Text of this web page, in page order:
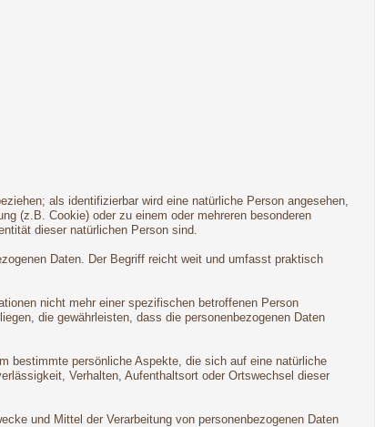
als identifizierbar wird eine natürliche Person angesehen,
(z.B. Cookie) oder zu einem oder mehreren besonderen
dieser natürlichen Person sind.
Daten. Der Begriff reicht weit und umfasst praktisch
nicht mehr einer spezifischen betroffenen Person
die gewährleisten, dass die personenbezogenen Daten
bestimmte persönliche Aspekte, die sich auf eine natürliche
Verhalten, Aufenthaltsort oder Ortswechsel dieser
und Mittel der Verarbeitung von personenbezogenen Daten